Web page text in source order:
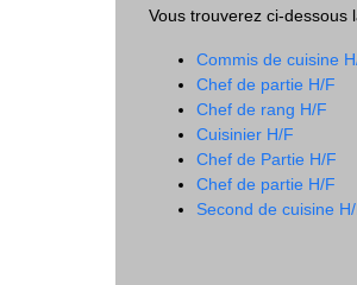
Vous trouverez ci-dessous
Commis de cuisine
Chef de partie H/F
Chef de rang H/F
Cuisinier H/F
Chef de Partie H/F
Chef de partie H/F
Second de cuisine